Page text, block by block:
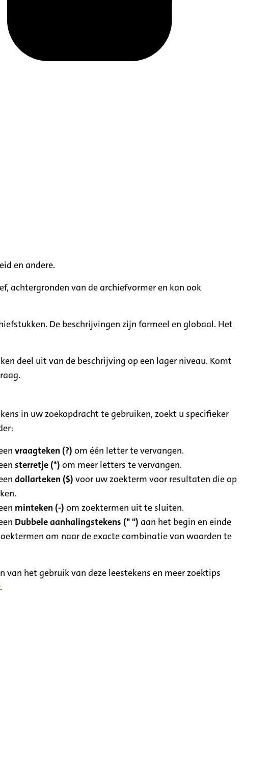
en andere.
achtergronden van de archiefvormer en kan ook
De beschrijvingen zijn formeel en globaal. Het
deel uit van de beschrijving op een lager niveau. Komt
in uw zoekopdracht te gebruiken, zoekt u specifieker
vraagteken (?) om één letter te vervangen.
sterretje (*) om meer letters te vervangen.
dollarteken ($) voor uw zoekterm voor resultaten die op
minteken (-) om zoektermen uit te sluiten.
Dubbele aanhalingstekens (" ") aan het begin en einde
om naar de exacte combinatie van woorden te
van het gebruik van deze leestekens en meer zoektips
.